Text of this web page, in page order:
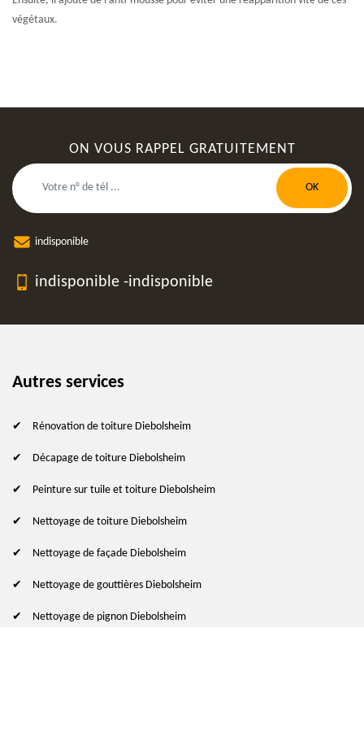
végétaux.
ON VOUS RAPPEL GRATUITEMENT
indisponible
indisponible -indisponible
Autres services
Rénovation de toiture Diebolsheim
Décapage de toiture Diebolsheim
Peinture sur tuile et toiture Diebolsheim
Nettoyage de toiture Diebolsheim
Nettoyage de façade Diebolsheim
Nettoyage de gouttières Diebolsheim
Nettoyage de pignon Diebolsheim